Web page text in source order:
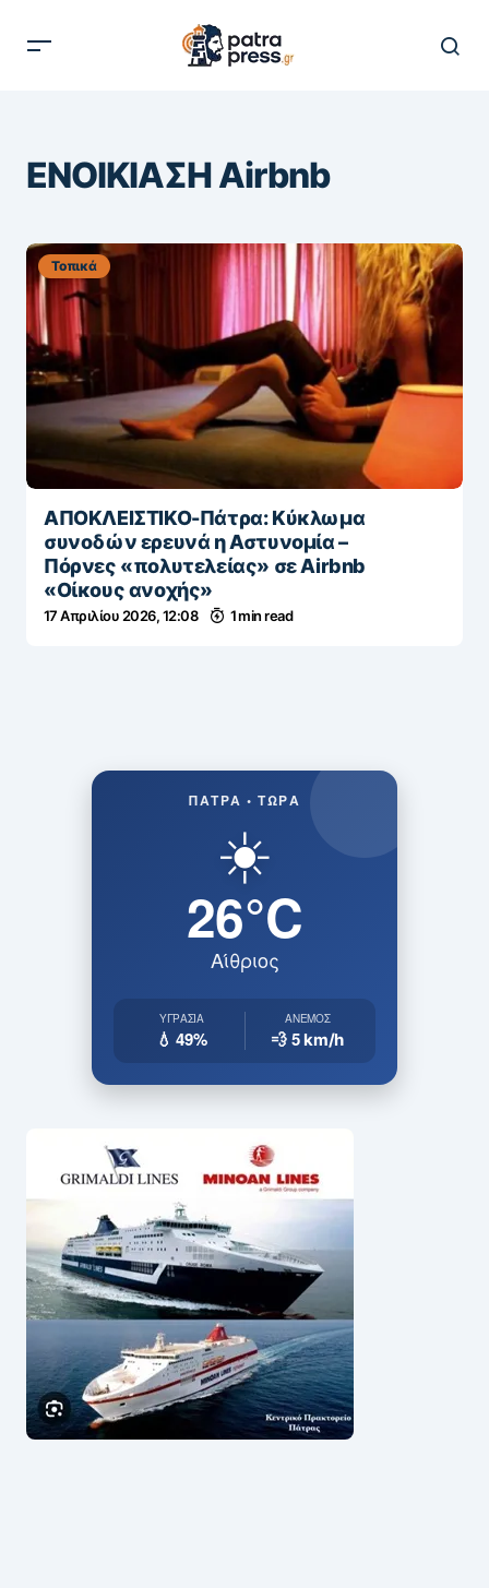
ΕΝΟΙΚΙΑΣΗ Airbnb
Τοπικά
ΑΠΟΚΛΕΙΣΤΙΚΟ-Πάτρα: Κύκλωμα
συνοδών ερευνά η Αστυνομία –
Πόρνες «πολυτελείας» σε Airbnb
«Οίκους ανοχής»
17 Απριλίου 2026, 12:08 1 min read
ΠΆΤΡΑ • ΤΏΡΑ
☀️
26°C
Αίθριος
ΥΓΡΑΣΊΑ
💧 49%
ΆΝΕΜΟΣ
💨 5km/h